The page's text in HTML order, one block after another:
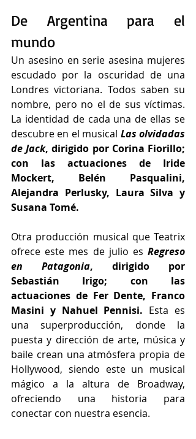
De Argentina para el
mundo
Un asesino en serie asesina mujeres
escudado por la oscuridad de una
Londres victoriana. Todos saben su
nombre, pero no el de sus víctimas.
La identidad de cada una de ellas se
descubre en el musical Las olvidadas
de Jack, dirigido por Corina Fiorillo;
con las actuaciones de Iride
Mockert, Belén Pasqualini,
Alejandra Perlusky, Laura Silva y
Susana Tomé.
Otra producción musical que Teatrix
ofrece este mes de julio es Regreso
en Patagonia, dirigido por
Sebastián Irigo; con las
actuaciones de Fer Dente, Franco
Masini y Nahuel Pennisi. Esta es
una superproducción, donde la
puesta y dirección de arte, música y
baile crean una atmósfera propia de
Hollywood, siendo este un musical
mágico a la altura de Broadway,
ofreciendo una historia para
conectar con nuestra esencia.